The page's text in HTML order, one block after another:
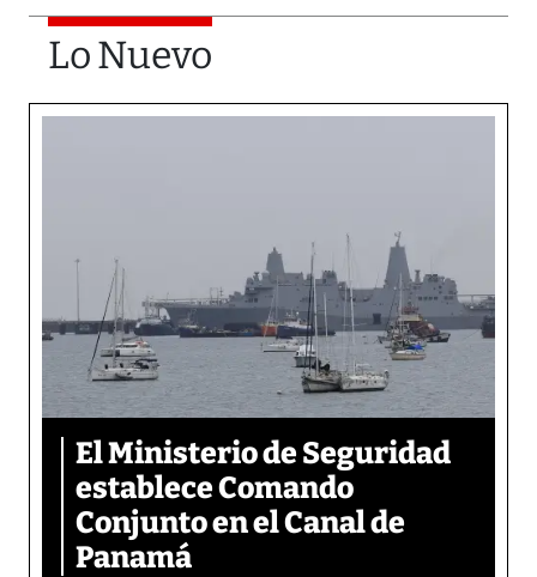
Lo Nuevo
El Ministerio de Seguridad
establece Comando
Conjunto en el Canal de
Panamá